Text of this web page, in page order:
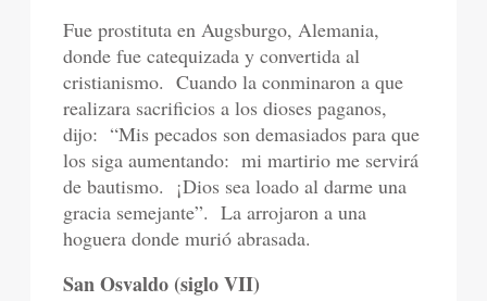
Fue prostituta en Augsburgo, Alemania,
donde fue catequizada y convertida al
cristianismo. Cuando la conminaron a que
realizara sacrificios a los dioses paganos,
dijo: “Mis pecados son demasiados para que
los siga aumentando: mi martirio me servirá
de bautismo.
¡Dios sea loado al darme una
gracia semejante”. La arrojaron a una
hoguera donde murió abrasada.
San Osvaldo (siglo VII)